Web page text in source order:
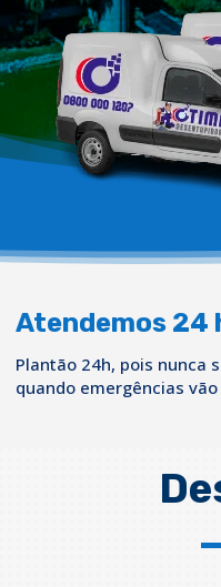
Atendemos 24
Plantão 24h, pois nunca
quando emergências